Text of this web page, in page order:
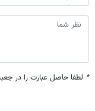
* لطفا حاصل عبارت را در